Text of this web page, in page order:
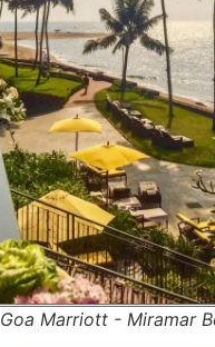
Goa Marriott - Miramar